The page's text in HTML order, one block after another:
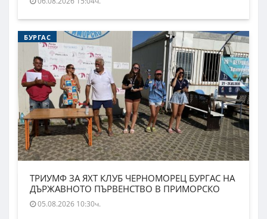
БУРГАС
ТРИУМФ ЗА ЯХТ КЛУБ ЧЕРНОМОРЕЦ БУРГАС НА
ДЪРЖАВНОТО ПЪРВЕНСТВО В ПРИМОРСКО
05.08.2026 10:30ч.